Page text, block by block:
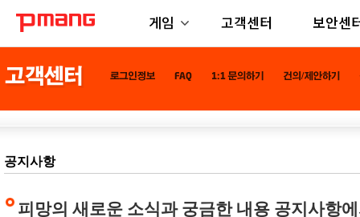
게임 고객센터 보안센
공지사항
피망의 새로운 소식과 궁금한 내용 공지사항